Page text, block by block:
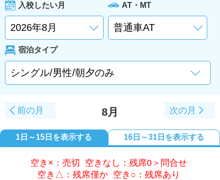
入校したい月 AT・MT
宿泊タイプ
前の月 8月 次の月
1日～15日を表示する 16日～31日を表示する
空き×：売切 空きなし：残席0＞問合せ
空き△：残席僅か 空き○：残席あり